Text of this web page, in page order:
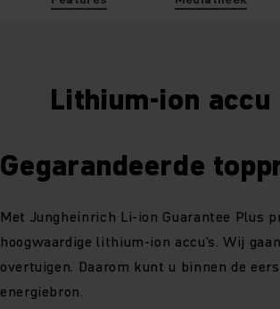
Lithium-ion accu
Gegarandeerde
Met Jungheinrich Li-ion Guarantee Plus
hoogwaardige lithium-ion accu's. Wij
overtuigen. Daarom kunt u binnen de
energiebron.